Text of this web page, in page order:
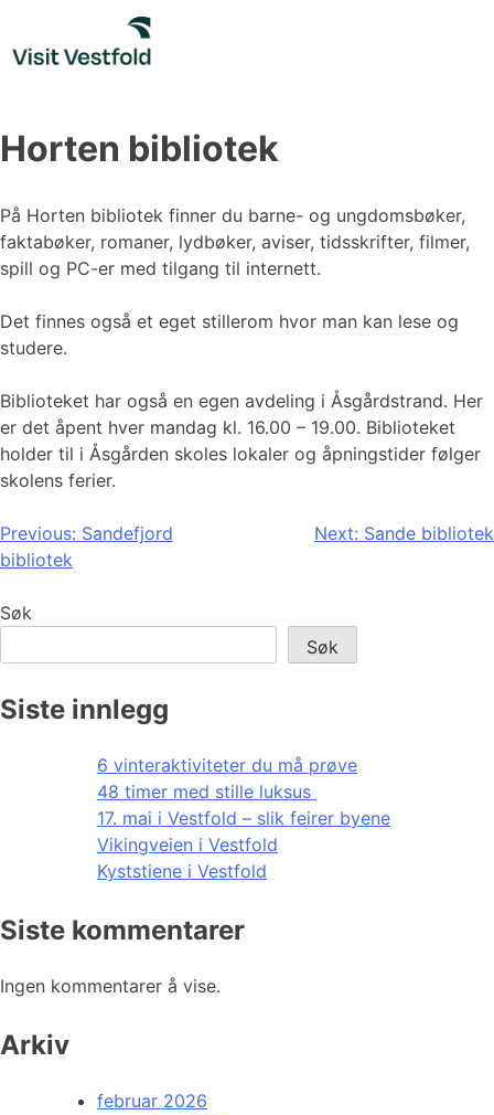
content
Horten bibliotek
På Horten bibliotek finner du barne- og ungdomsbøker,
faktabøker, romaner, lydbøker, aviser, tidsskrifter, filmer,
spill og PC-er med tilgang til internett.
Det finnes også et eget stillerom hvor man kan lese og
studere.
Biblioteket har også en egen avdeling i Åsgårdstrand. Her
er det åpent hver mandag kl. 16.00 – 19.00. Biblioteket
holder til i Åsgården skoles lokaler og åpningstider følger
skolens ferier.
Innleggsnavigasjon
Previous: Sandefjord
bibliotek
Next: Sande bibliotek
Søk
Søk
Siste innlegg
6 vinteraktiviteter du må prøve
48 timer med stille luksus
17. mai i Vestfold – slik feirer byene
Vikingveien i Vestfold
Kyststiene i Vestfold
Siste kommentarer
Ingen kommentarer å vise.
Arkiv
februar 2026